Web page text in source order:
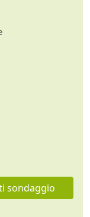
sondaggio